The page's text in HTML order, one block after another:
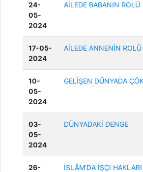
24-
05-
2024
AİLEDE BABANIN ROLÜ
17-05-
2024
AİLEDE ANNENİN ROLÜ
10-
05-
2024
GELİŞEN DÜNYADA
03-
05-
2024
DÜNYADAKİ DENGE
26-
İSLÂM’DA İŞÇİ HAKLARI